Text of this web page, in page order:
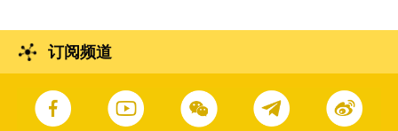
订阅频道